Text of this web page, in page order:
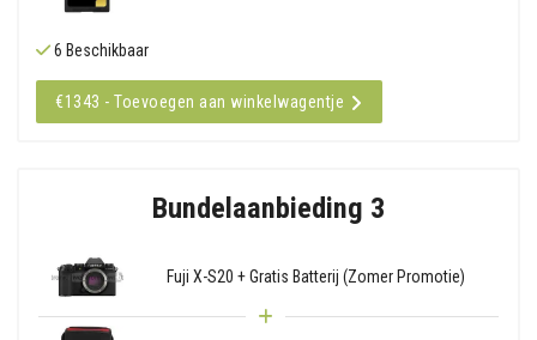
6 Beschikbaar
€1343 - Toevoegen aan winkelwagentje
Bundelaanbieding 3
Fuji X-S20 + Gratis Batterij (Zomer Promotie)